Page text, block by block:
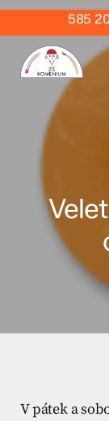
Skip
content
585
V pátek a